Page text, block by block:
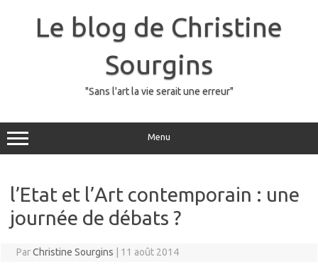
Le blog de Christine
Sourgins
"Sans l'art la vie serait une erreur"
Menu
l’Etat et l’Art contemporain : une
journée de débats ?
ParChristine Sourgins 11 août 2014